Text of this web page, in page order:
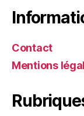
Contact
Mentions